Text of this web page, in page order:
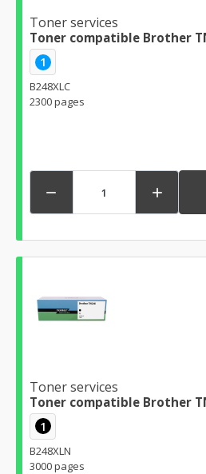
Toner services
Toner compatible Brother
1
B248XLC
2300 pages
 
Toner services
Toner compatible Brother
1
B248XLN
3000 pages